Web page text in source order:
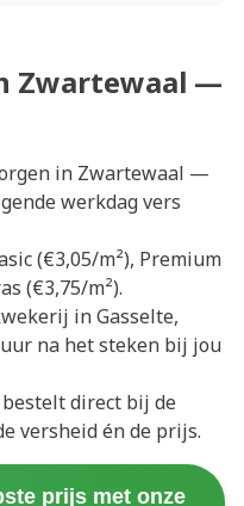
Zwartewaal —
in Zwartewaal —
werkdag vers
(€3,05/m²), Premium
(€3,75/m²).
in Gasselte,
na het steken bij jou
direct bij de
versheid én de prijs.
prijs met onze